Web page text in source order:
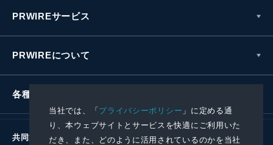
当社では、「プライバシーポリシー 」に定める通
り、本ウェブサイトとサービスを快適にご利用いた
だき、また、どのように活用されているのかを当社
PRWIREサービス
PRWIREについて
各種お問い合わせ
共同通信社グループ